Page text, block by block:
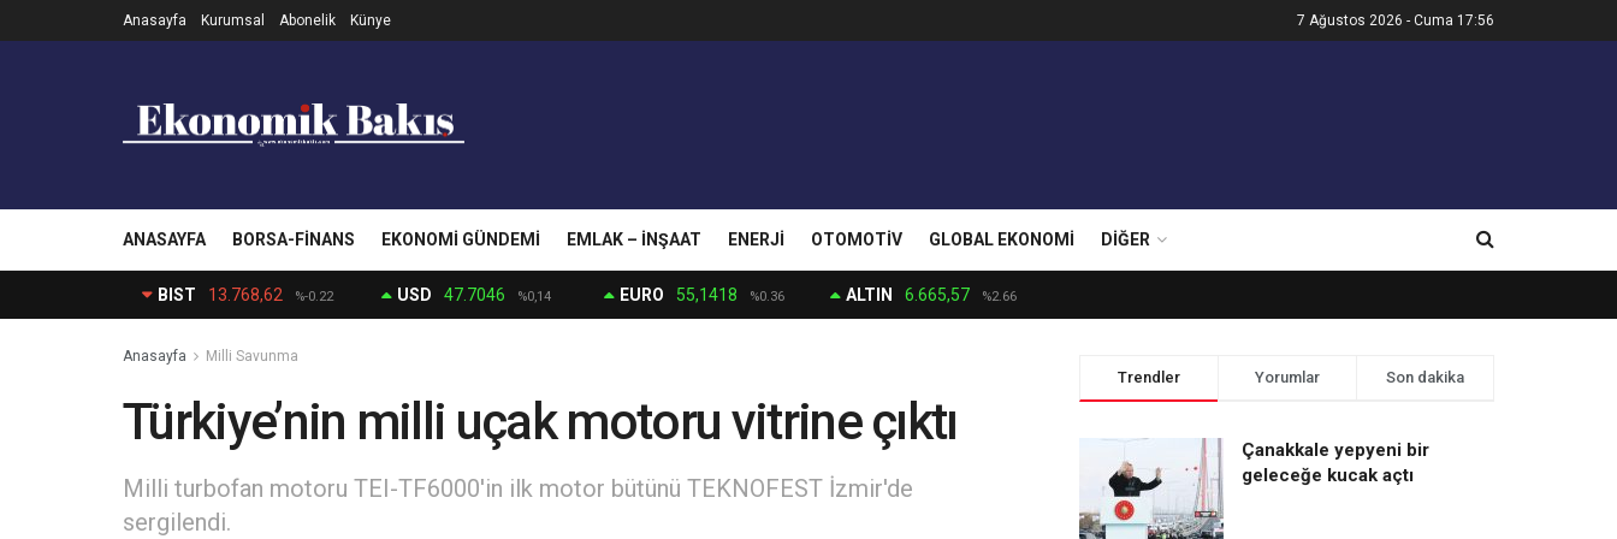
Anasayfa Kurumsal Abonelik Künye 7 Ağustos 2026 - Cuma 17:56
ANASAYFA BORSA-FINANS EKONOMI GÜNDEMI EMLAK – İNŞAAT ENERJI OTOMOTIV GLOBAL EKONOMI DIĞER
BIST 13.768,62 %-0.22 USD 47.7046 %0,14 EURO 55,1418 %0.36 ALTIN 6.665,57 %2.66
Anasayfa Milli Savunma
Türkiye’nin milli uçak motoru vitrine çıktı
Milli turbofan motoru TEI-TF6000'in ilk motor bütünü TEKNOFEST İzmir'de
sergilendi.
Trendler Yorumlar Son dakika
Çanakkale yepyeni bir
geleceğe kucak açtı